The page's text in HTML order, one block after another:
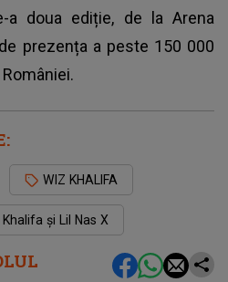
a doua ediție, de la Arena
prezența a peste 150 000
WIZ KHALIFA
și Lil Nas X